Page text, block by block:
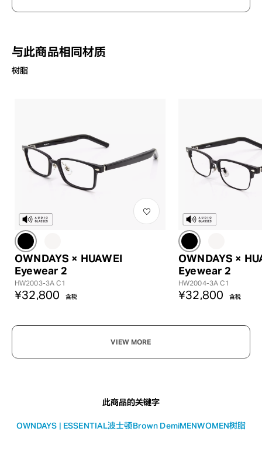
与此商品相同材质
树脂
OWNDAYS × HUAWEI
Eyewear 2
HW2003-3A C1
¥32,800 含税
OWNDAYS ×
Eyewear 2
HW2004-3A C1
¥32,800 含税
VIEW MORE
此商品的关键字
OWNDAYS | ESSENTIAL波士顿 Brown DemiMENWOMEN树脂